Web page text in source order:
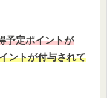
予定ポイントが
ントが付与されて